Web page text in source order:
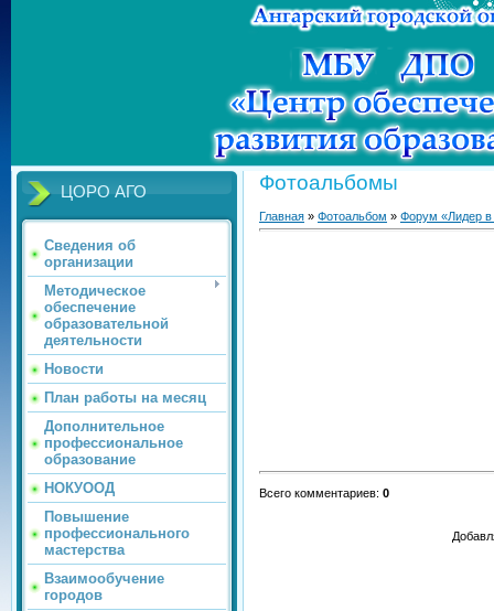
ЦОРО АГО
Сведения об
организации
Методическое
обеспечение
образовательной
деятельности
Новости
План работы на месяц
Дополнительное
профессиональное
образование
НОКУООД
Повышение
профессионального
мастерства
Взаимообучение
городов
Фотоальбомы
Главная » Фотоальбом » Форум «Лидер в
Всего комментариев: 0